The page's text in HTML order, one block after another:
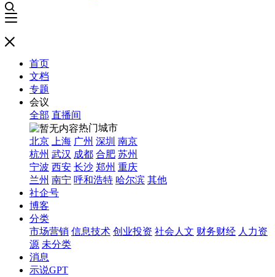
首页
文档
专题
会议
全部 直播间
热门城市
北京
上海 广州 深圳 南京
杭州 武汉 成都 合肥 苏州
宁波 西安 长沙 郑州 重庆
兰州 南宁 呼和浩特 哈尔滨 其他
社企号
博客
分类
市场营销 信息技术 创业投资 社会人文 财务财经 人力资
源 未分类
消息
示说GPT